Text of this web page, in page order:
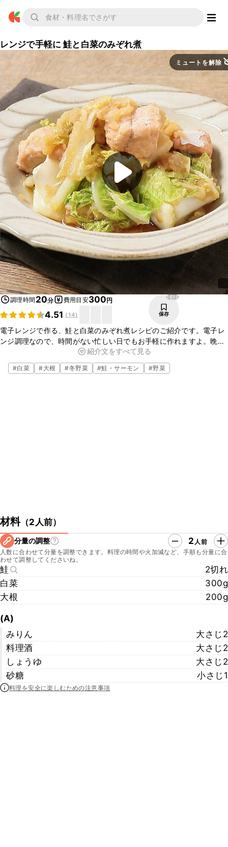
レンジで手軽に 鮭と白菜のみぞれ煮
ミュートを解除
調理時間 20分 費用目安300円
4.51 (14)
1610
保存
電子レンジで作る、鮭と白菜のみぞれ煮レシピのご紹介です。電子レ
ンジ調理なので、時間がない忙しい日でもお手軽に作れますよ。晩ご
はんのおかずにいかがでしょうか。優しい味で、とても美味しいの
で、ぜひお試しください。
紹介文をすべて見る
#白菜 #大根 #冬野菜 #鮭・サーモン #野菜
材料（2人前）
分量の調整 2 人前
人数に合わせて分量を調整できます。料理の時間や火加減など、手順も分量に合
わせて調整してくださいね。
鮭
2切れ
白菜
300g
大根
200g
(A)
みりん
大さじ2
料理酒
大さじ2
しょうゆ
大さじ2
砂糖
小さじ1
料理を安全に楽しむための注意事項